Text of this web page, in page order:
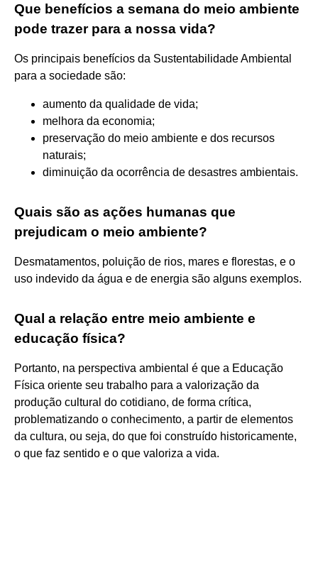
Que benefícios a semana do meio ambiente
pode trazer para a nossa vida?
Os principais benefícios da Sustentabilidade Ambiental
para a sociedade são:
aumento da qualidade de vida;
melhora da economia;
preservação do meio ambiente e dos recursos
naturais;
diminuição da ocorrência de desastres ambientais.
Quais são as ações humanas que
prejudicam o meio ambiente?
Desmatamentos, poluição de rios, mares e florestas, e o
uso indevido da água e de energia são alguns exemplos.
Qual a relação entre meio ambiente e
educação física?
Portanto, na perspectiva ambiental é que a Educação
Física oriente seu trabalho para a valorização da
produção cultural do cotidiano, de forma crítica,
problematizando o conhecimento, a partir de elementos
da cultura, ou seja, do que foi construído historicamente,
o que faz sentido e o que valoriza a vida.